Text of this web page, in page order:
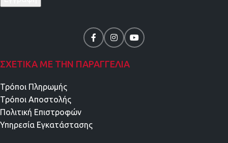
ΣΧΕΤΙΚΑ ΜΕ ΤΗΝ ΠΑΡΑΓΓΕΛΙΑ
Τρόποι Πληρωμής
Τρόποι Αποστολής
Πολιτική Επιστροφών
Υπηρεσία Εγκατάστασης